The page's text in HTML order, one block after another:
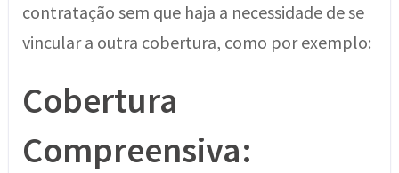
contratação sem que haja a necessidade de se
vincular a outra cobertura, como por exemplo:
Cobertura
Compreensiva: